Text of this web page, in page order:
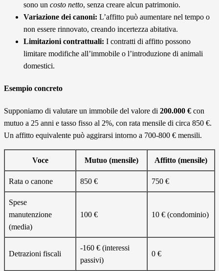
sono un costo netto, senza creare alcun patrimonio.
Variazione dei canoni: L’affitto può aumentare nel tempo o
non essere rinnovato, creando incertezza abitativa.
Limitazioni contrattuali: I contratti di affitto possono
limitare modifiche all’immobile o l’introduzione di animali
domestici.
Esempio concreto
Supponiamo di valutare un immobile del valore di 200.000 € con
mutuo a 25 anni e tasso fisso al 2%, con rata mensile di circa 850 €.
Un affitto equivalente può aggirarsi intorno a 700-800 € mensili.
Voce Mutuo (mensile) Affitto (mensile)
Rata o canone 850 € 750 €
Spese
manutenzione
(media)
100 € 10 € (condominio)
Detrazioni fiscali
-160 € (interessi
passivi)
0 €